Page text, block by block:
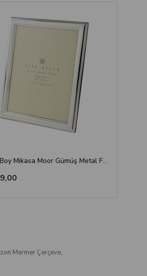
Büyük Boy Mikasa Moor Gümüş Metal Fotoğraf Çerçevesi (20x25 cm)
Mermer Çerçeve,